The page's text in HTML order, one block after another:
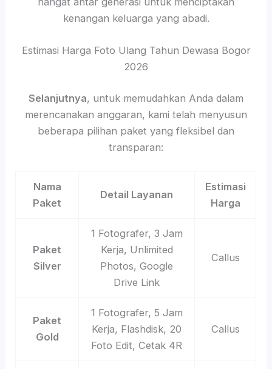
kenangan keluarga yang abadi.
Estimasi Harga Foto Ulang Tahun Dewasa Bogor
2026
Selanjutnya, untuk memudahkan Anda dalam
merencanakan anggaran, kami telah menyusun
beberapa pilihan paket yang fleksibel dan
transparan:
Nama
Paket
Detail Layanan
Estimasi
Harga
Paket
Silver
1 Fotografer, 3 Jam
Kerja, Unlimited
Photos, Google
Drive Link
Callus
Paket
Gold
1 Fotografer, 5 Jam
Kerja, Flashdisk, 20
Foto Edit, Cetak 4R
Callus